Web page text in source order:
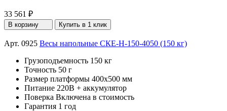
33 561 ₽
В корзину Купить в 1 клик
Арт. 0925 Весы напольные СКЕ-Н-150-4050 (150 кг)
Грузоподъемность 150 кг
Точность 50 г
Размер платформы 400х500 мм
Питание 220В + аккумулятор
Поверка Включена в стоимость
Гарантия 1 год